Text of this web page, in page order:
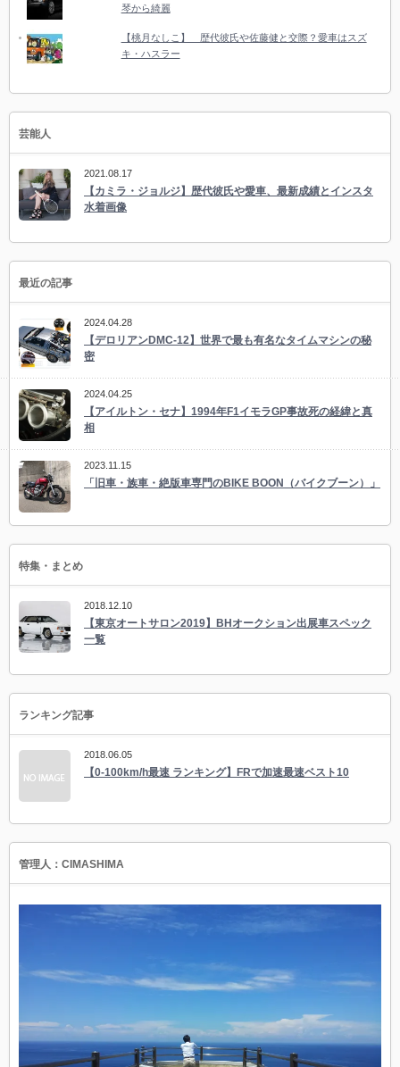
琴から綺麗
【桃月なしこ】 歴代彼氏や佐藤健と交際？愛車はスズ
キ・ハスラー
芸能人
2021.08.17
【カミラ・ジョルジ】歴代彼氏や愛車、最新成績とインスタ
水着画像
最近の記事
2024.04.28
【デロリアンDMC-12】世界で最も有名なタイムマシンの秘
密
2024.04.25
【アイルトン・セナ】1994年F1イモラGP事故死の経緯と真
相
2023.11.15
「旧車・族車・絶版車専門のBIKE BOON（バイクブーン）」
特集・まとめ
2018.12.10
【東京オートサロン2019】BHオークション出展車スペック
一覧
ランキング記事
2018.06.05
【0-100km/h最速 ランキング】FRで加速最速ベスト10
管理人：CIMASHIMA